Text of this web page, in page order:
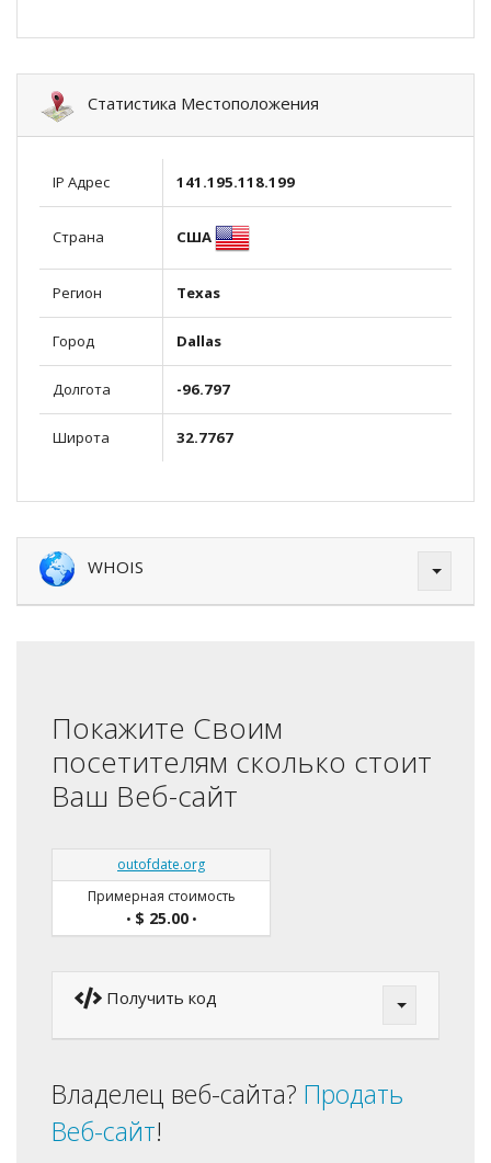
Статистика Местоположения
IP Адрес 141.195.118.199
Страна США
Регион Texas
Город Dallas
Долгота -96.797
Широта 32.7767
WHOIS
Покажите Своим
посетителям сколько стоит
Ваш Веб-сайт
outofdate.org
Примерная стоимость
• $ 25.00•
Получить код
Владелец веб-сайта? Продать
Веб-сайт!